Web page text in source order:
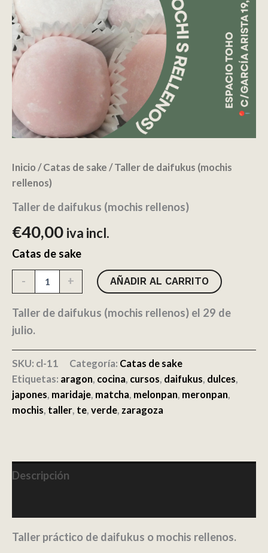
Inicio/Catas de sake/ Taller de daifukus (mochis
rellenos)
Taller de daifukus (mochis rellenos)
€40,00 iva incl.
Catas de sake
-
(mochis
cantidad
+ AÑADIR AL CARRITO
Taller de daifukus (mochis rellenos) el 29 de
julio.
SKU: cl-11 Categoría: Catas de sake
Etiquetas: aragon cocina cursos daifukus dulces
japones maridaje matcha melonpan meronpan
mochis taller te verde zaragoza
Descripción
Taller práctico de daifukus o mochis rellenos.